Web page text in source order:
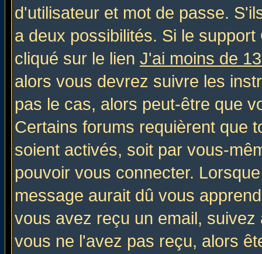
d'utilisateur et mot de passe.
a deux possibilités. Si le
cliqué sur le lien J'ai moins de
alors vous devrez suivre les
pas le cas, alors peut-être que
Certains forums requièrent que
soient activés, soit par vous-
pouvoir vous connecter.
message aurait dû vous
vous avez reçu un email,
vous ne l'avez pas reçu, alors